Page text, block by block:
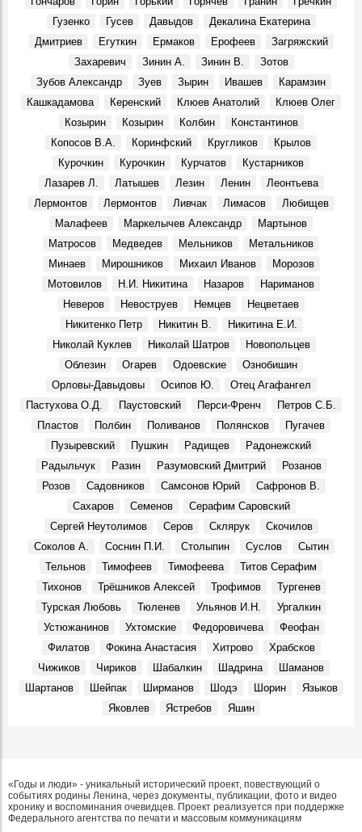
Как крестьянский сын из Симбирска стал ученым и
развивал земледелие
Джанни Родари: «…Полную Волгу счастья!»
События, 2 Августа 1969
Новый Новоульяновск
Места, 3 Августа 1969
Праздник в Шаховском
События, 10 Августа 1969
Воспоминания, 11 Августа 1969
Галина Николаевна Афанасьева, в 1964 - 1971 гг. зав.
отделом школ ОК КПСС:
Воспоминания, 12 Августа 1969
3 августа 1970 г. Совет Министров РСФСР.
События, 3 Августа 1970
На земле, где родился Ленин
События, 6 Августа 1970
Гузенко
Гусев Давыдов
Декалина Екатерина
Дмитриев
Егуткин Ермаков Ерофеев
Загряжский
Захаревич
Зинин А. Зинин В.
Зотов
Зубов Александр
Зуев Зырин Ивашев
Карамзин
Кашкадамова
Керенский Клюев Анатолий
Клюев Олег
Козырин
Козырин Колбин
Константинов
Копосов В.А.
Коринфский Кругликов
Крылов
Курочкин
Курочкин Курчатов
Кустарников
Лазарев Л.
Латышев Лезин Ленин
Леонтьева
Лермонтов
Лермонтов Ливчак Лимасов
Любищев
Малафеев
Маркелычев Александр
Мартынов
Матросов
Медведев Мельников
Метальников
Минаев
Мирошников Михаил Иванов
Морозов
Мотовилов
Н.И. Никитина Назаров
Нариманов
Неверов
Невоструев Немцев
Нецветаев
Никитенко Петр
Никитин В.
Никитина Е.И.
Николай Куклев
Николай Шатров
Новопольцев
Облезин
Огарев Одоевские
Ознобишин
Орловы-Давыдовы
Осипов Ю.
Отец Агафангел
Пастухова О.Д.
Паустовский Перси-Френч
Петров С.Б.
Пластов
Полбин Поливанов Полянсков
Пугачев
Пузыревский
Пушкин Радищев
Радонежский
Радыльчук
Разин Разумовский Дмитрий
Розанов
Розов
Садовников Самсонов Юрий
Сафронов В.
Сахаров
Семенов
Серафим Саровский
Сергей Неутолимов
Серов Склярук
Скочилов
Соколов А.
Соснин П.И. Столыпин Суслов
Сытин
Тельнов
Тимофеев Тимофеева
Титов Серафим
Тихонов
Трёшников Алексей Трофимов
Тургенев
Турская Любовь
Тюленев Ульянов И.Н.
Ургалкин
Устюжанинов
Ухтомские Федоровичева
Феофан
Филатов
Фокина Анастасия Хитрово
Храбсков
Чижиков
Чириков Шабалкин Шадрина
Шаманов
Шартанов
Шейпак Ширманов Шодэ Шорин
Языков
Яковлев
Ястребов Яшин
«Годы и люди» - уникальный исторический проект, повествующий о
событиях родины Ленина, через документы, публикации, фото и видео
хронику и воспоминания очевидцев. Проект реализуется при поддержке
Федерального агентства по печати и массовым коммуникациям